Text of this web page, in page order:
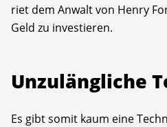
riet dem Anwalt von Henry
Geld zu investieren.
Unzulängliche
Es gibt somit kaum eine